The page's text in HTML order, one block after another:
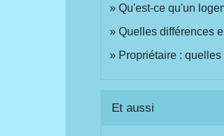
Qu'est-ce qu'un
Quelles différences
Propriétaire :
Et aussi